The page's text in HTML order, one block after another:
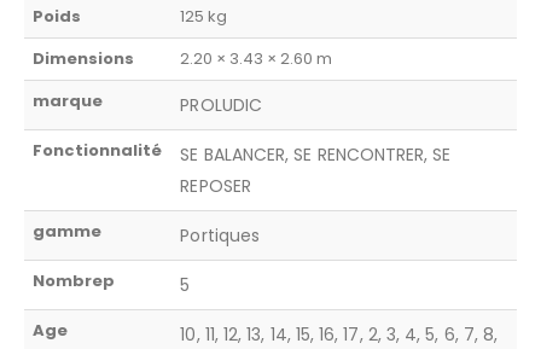
Poids
125 kg
Dimensions
2.20 × 3.43 × 2.60 m
marque
PROLUDIC
Fonctionnalité
SE BALANCER, SE RENCONTRER, SE
REPOSER
gamme Portiques
Nombrep 5
Age
10, 11, 12, 13, 14, 15, 16, 17, 2, 3, 4, 5, 6, 7, 8,